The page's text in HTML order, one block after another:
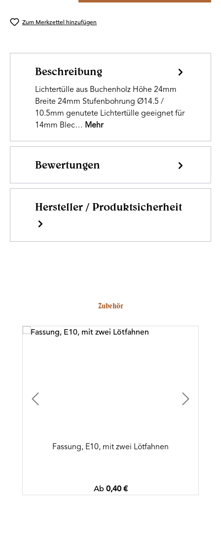
Zum Merkzettel hinzufügen
Beschreibung
Lichtertülle aus Buchenholz Höhe 24mm
Breite 24mm Stufenbohrung Ø14.5 /
10.5mm genutete Lichtertülle geeignet für
14mm Blec… Mehr
Bewertungen
Hersteller / Produktsicherheit
Produktgalerie überspringen
Zubehör
Fassung, E10, mit zwei Lötfahnen
Regulärer Preis:
Ab 0,40 €